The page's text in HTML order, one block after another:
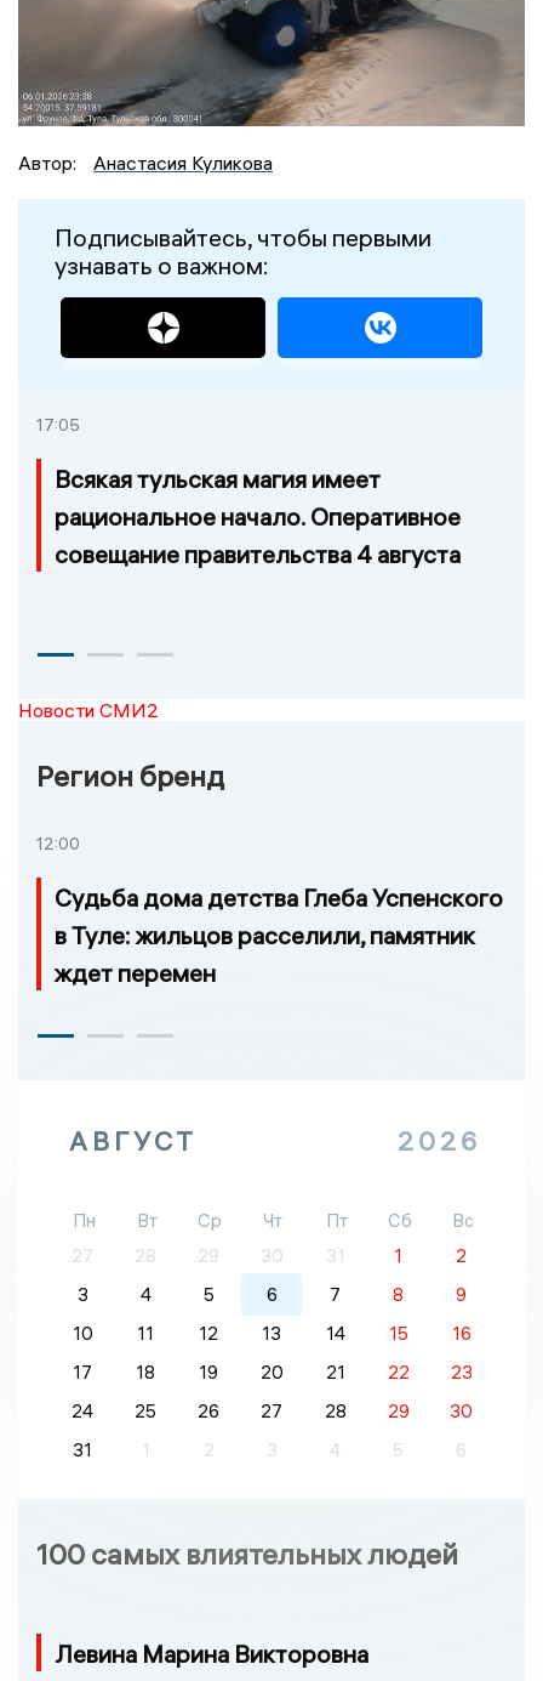
Автор: Анастасия Куликова
Подписывайтесь, чтобы первыми
узнавать о важном:
17:05
Всякая тульская магия имеет
рациональное начало. Оперативное
совещание правительства 4 августа
Новости СМИ2
Регион бренд
12:00
Судьба дома детства Глеба Успенского
в Туле: жильцов расселили, памятник
ждет перемен
АВГУСТ 2026
Пн Вт Ср Чт Пт Сб
Вс
27
28 29 30 31 1
2
3
4 5 6 7 8
9
10
11 12 13 14 15
16
17
18 19 20 21 22
23
24
25 26 27 28 29
30
31
1 2 3 4 5 6
100 самых влиятельных людей
Левина Марина Викторовна